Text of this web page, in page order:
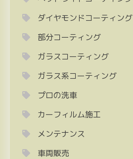
ダイヤモンドコーティング
部分コーティング
ガラスコーティング
ガラス系コーティング
プロの洗車
カーフィルム施工
メンテナンス
車両販売